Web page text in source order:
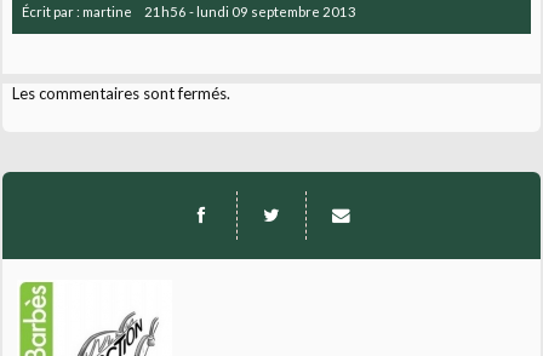
Écrit par : martine 21h56 - lundi 09 septembre 2013
Les commentaires sont fermés.